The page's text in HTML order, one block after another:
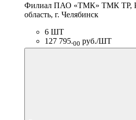
Филиал ПАО «ТМК» ТМК ТР,
область, г. Челябинск
6 ШТ
127 795.00 руб./ШТ